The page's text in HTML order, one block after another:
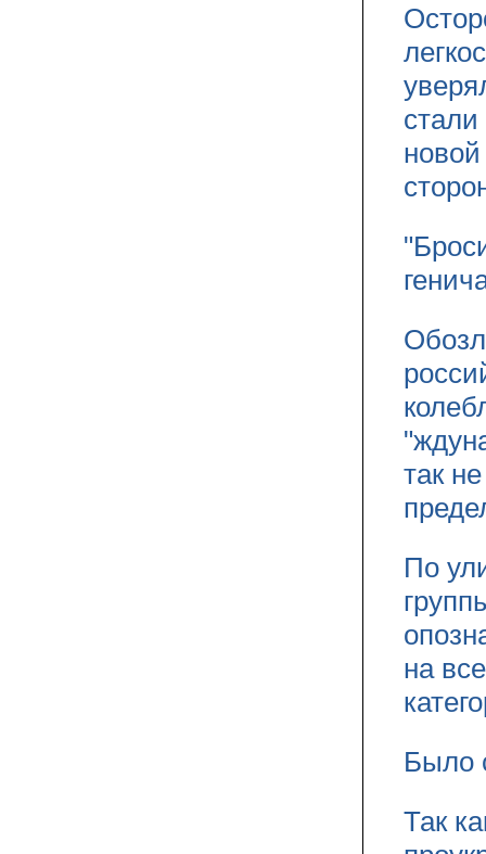
так
По
на
Было
Так